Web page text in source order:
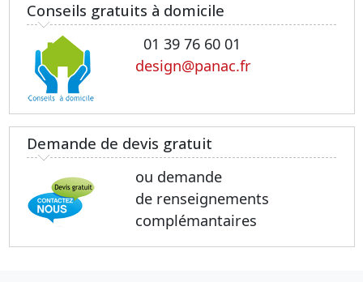
Conseils gratuits à domicile
01 39 76 60 01
design@panac.fr
Demande de devis gratuit
ou demande
de renseignements
complémantaires